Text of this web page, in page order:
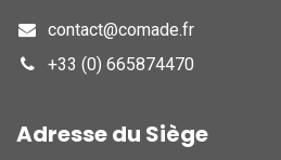
contact@comade.fr
+33 (0) 665874470
Adresse du Siège